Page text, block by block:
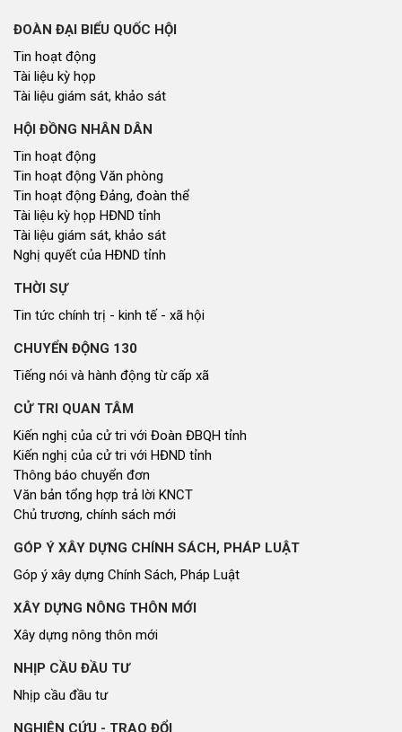
ĐOÀN ĐẠI BIỂU QUỐC HỘI
Tin hoạt động
Tài liệu kỳ họp
Tài liệu giám sát, khảo sát
HỘI ĐỒNG NHÂN DÂN
Tin hoạt động
Tin hoạt động Văn phòng
Tin hoạt động Đảng, đoàn thể
Tài liệu kỳ họp HĐND tỉnh
Tài liệu giám sát, khảo sát
Nghị quyết của HĐND tỉnh
THỜI SỰ
Tin tức chính trị - kinh tế - xã hội
CHUYỂN ĐỘNG 130
Tiếng nói và hành động từ cấp xã
CỬ TRI QUAN TÂM
Kiến nghị của cử tri với Đoàn ĐBQH tỉnh
Kiến nghị của cử tri với HĐND tỉnh
Thông báo chuyển đơn
Văn bản tổng hợp trả lời KNCT
Chủ trương, chính sách mới
GÓP Ý XÂY DỰNG CHÍNH SÁCH, PHÁP LUẬT
Góp ý xây dựng Chính Sách, Pháp Luật
XÂY DỰNG NÔNG THÔN MỚI
Xây dựng nông thôn mới
NHỊP CẦU ĐẦU TƯ
Nhịp cầu đầu tư
NGHIÊN CỨU - TRAO ĐỔI